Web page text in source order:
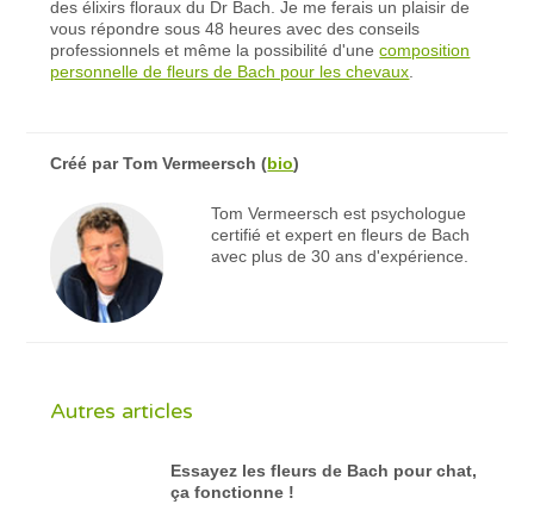
des élixirs floraux du Dr Bach. Je me ferais un plaisir de
vous répondre sous 48 heures avec des conseils
professionnels et même la possibilité d'unecomposition
personnelle de fleurs de Bach pour les chevaux
Créé parTom Vermeersch (bio)
Tom Vermeersch est psychologue
certifié et expert en fleurs de Bach
avec plus de 30 ans d'expérience.
Autres articles
Essayez les fleurs de Bach pour chat,
ça fonctionne !